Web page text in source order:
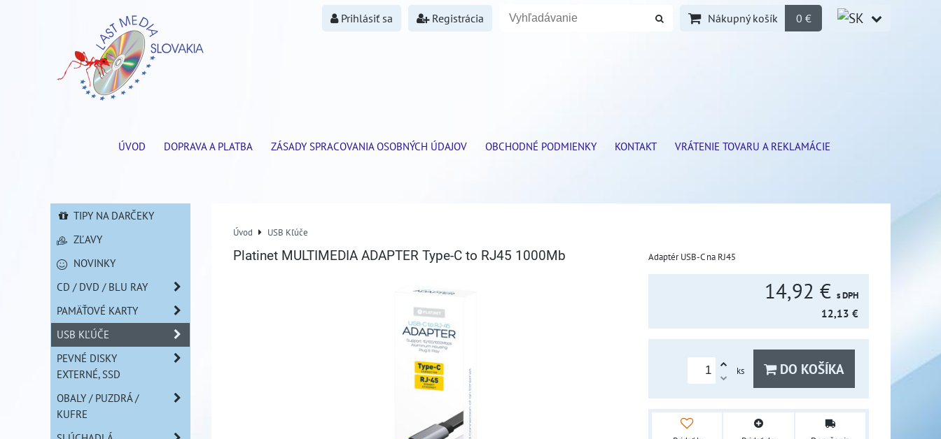
Prihlásiť sa Registrácia Nákupný košík 0 €
ÚVOD DOPRAVA A PLATBA ZÁSADY SPRACOVANIA OSOBNÝCH ÚDAJOV OBCHODNÉ PODMIENKY KONTAKT VRÁTENIE TOVARU A REKLAMÁCIE
Úvod USB Kľúče
Platinet MULTIMEDIA ADAPTER Type-C to RJ45 1000Mb Adaptér USB-C na RJ45
14,92 € s DPH
12,13 €
ks DO KOŠÍKA
TIPY NA DARČEKY
ZĽAVY
NOVINKY
CD / DVD / BLU RAY
PAMÄŤOVÉ KARTY
USB KĽÚČE
PEVNÉ DISKY
EXTERNÉ, SSD
OBALY / PUZDRÁ /
KUFRE